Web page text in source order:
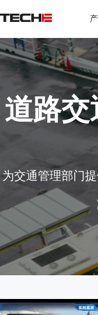
道路交
为交通管理部门